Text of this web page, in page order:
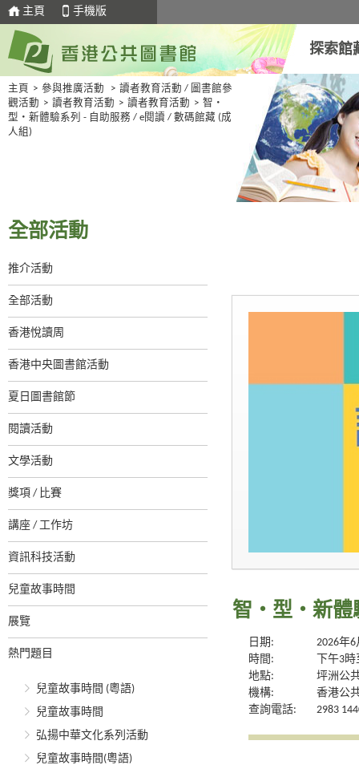
主頁 手機版
探索館
主頁 > 參與推廣活動 > 讀者教育活動 / 圖書館參
觀活動 > 讀者教育活動 > 讀者教育活動 > 智・
型・新體驗系列 - 自助服務 / e閱讀 / 數碼館藏 (成
人組)
全部活動
推介活動
全部活動
香港悅讀周
香港中央圖書館活動
夏日圖書館節
閱讀活動
文學活動
獎項 / 比賽
講座 / 工作坊
資訊科技活動
兒童故事時間
展覽
熱門題目
兒童故事時間 (粵語)
兒童故事時間
弘揚中華文化系列活動
兒童故事時間(粵語)
智・型・新
日期:
2026年
時間:
下午3
地點:
坪洲公
機構:
香港公
查詢電話:
2983